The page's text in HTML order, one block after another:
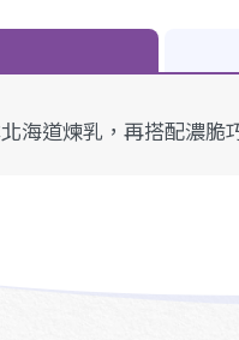
海道煉乳，再搭配濃脆